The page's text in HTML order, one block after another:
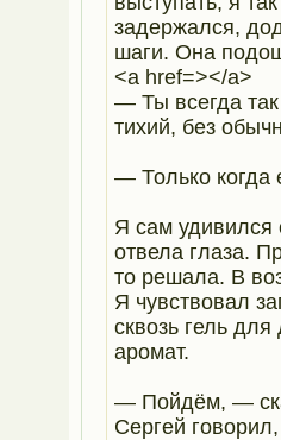
задержался,
шаги. Она
<a href=></a>
— Ты всегда
тихий, без
— Только когда
Я сам удивился
отвела глаза.
то решала. В
Я чувствовал
сквозь гель
аромат.
— Пойдём, —
Сергей